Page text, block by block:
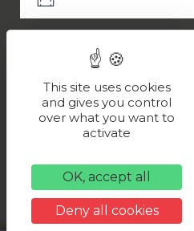
ESPACE PRESSE
LES
Politique
Une réalisation
This site uses cookies
and gives you control
over what you want to
activate
OK, accept all
Deny all cookies